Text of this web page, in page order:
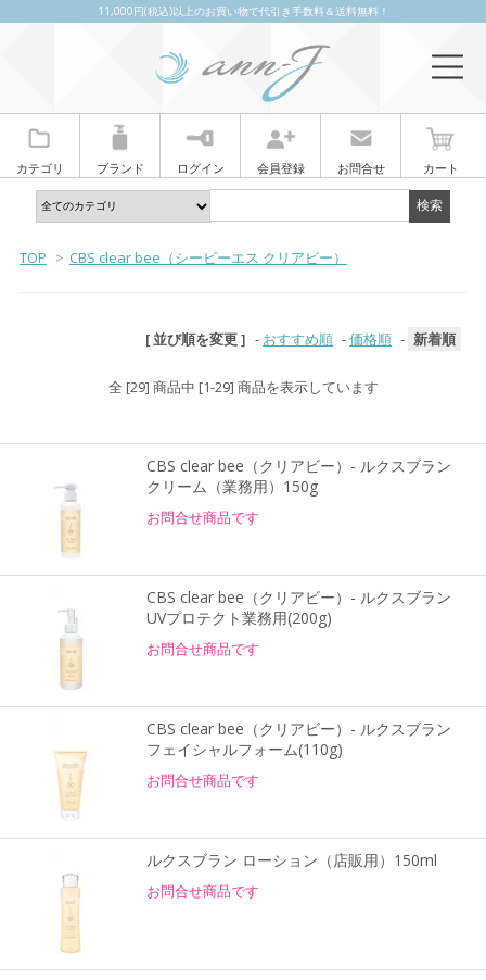
11,000円(税込)以上のお買い物で代引き手数料＆送料無料！
カテゴリ ブランド ログイン 会員登録 お問合せ カート
TOP > CBS clear bee（シービーエス クリアビー）
[ 並び順を変更 ] - おすすめ順 -価格順 - 新着順
全 [29] 商品中 [1-29] 商品を表示しています
CBS clear bee（クリアビー）- ルクスブラン
クリーム（業務用）150g
お問合せ商品です
CBS clear bee（クリアビー）- ルクスブラン
UVプロテクト業務用(200g)
お問合せ商品です
CBS clear bee（クリアビー）- ルクスブラン
フェイシャルフォーム(110g)
お問合せ商品です
ルクスブラン ローション（店販用）150ml
お問合せ商品です